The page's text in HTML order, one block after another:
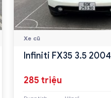
Xe cũ
Infiniti FX35 3.5 2004
285 triệu